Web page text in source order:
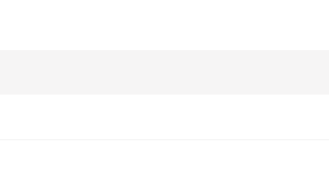
ଶ୍ରୀମତୀ ଗୋଲାପ ସୁନ୍ଦରୀ ଦାସ